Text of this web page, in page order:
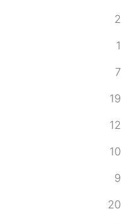
2
1
7
19
12
10
9
20